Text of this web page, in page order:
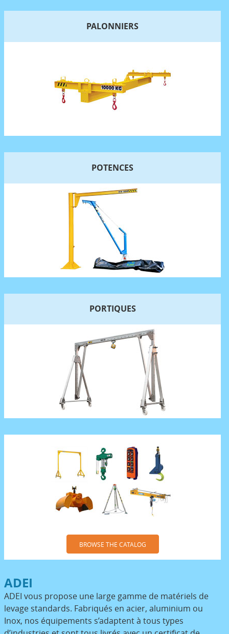
PALONNIERS
POTENCES
PORTIQUES
BROWSE THE CATALOG
ADEI
ADEI vous propose une large gamme de matériels de
levage standards. Fabriqués en acier, aluminium ou
Inox, nos équipements s’adaptent à tous types